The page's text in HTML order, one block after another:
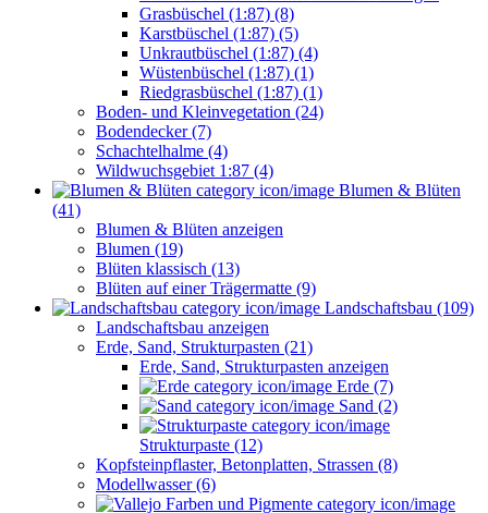
Grasbüschel (1:87) (8)
Karstbüschel (1:87) (5)
Unkrautbüschel (1:87) (4)
Wüstenbüschel (1:87) (1)
Riedgrasbüschel (1:87) (1)
Boden- und Kleinvegetation (24)
Bodendecker (7)
Schachtelhalme (4)
Wildwuchsgebiet 1:87 (4)
Blumen & Blüten
(41)
Blumen & Blüten anzeigen
Blumen (19)
Blüten klassisch (13)
Blüten auf einer Trägermatte (9)
Landschaftsbau (109)
Landschaftsbau anzeigen
Erde, Sand, Strukturpasten (21)
Erde, Sand, Strukturpasten anzeigen
Erde (7)
Sand (2)
Strukturpaste (12)
Kopfsteinpflaster, Betonplatten, Strassen (8)
Modellwasser (6)